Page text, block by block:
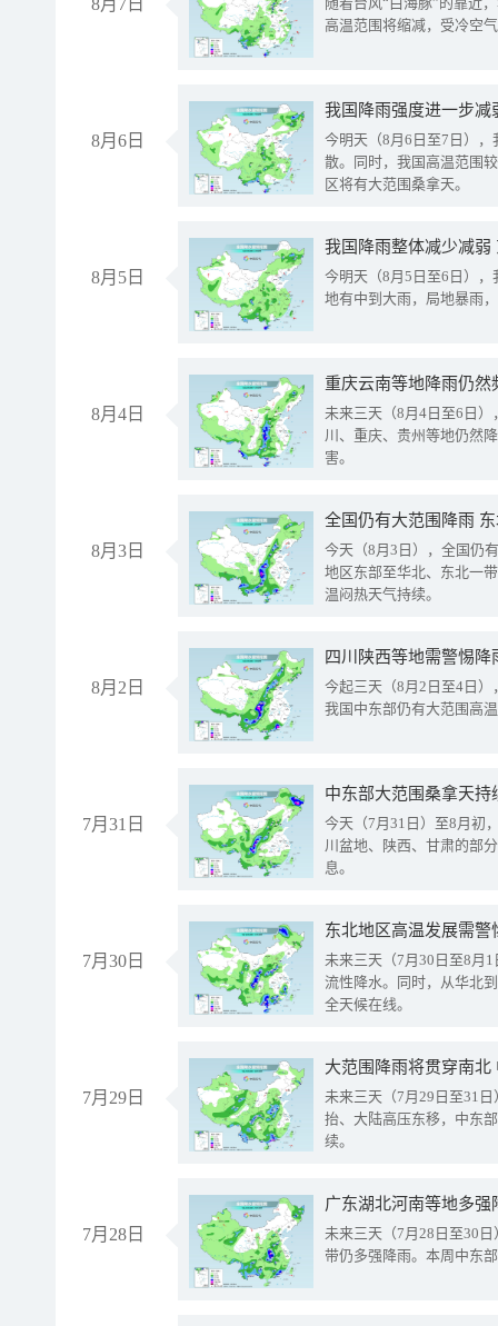
8月7日
高温范围将缩减，受冷空
8月6日
今明天（8月6日至7日）
散。同时，我国高温范围
区将有大范围桑拿天。
8月5日
我国降雨整体减少减弱
今明天（8月5日至6日）
地有中到大雨，局地暴雨
8月4日
重庆云南等地降雨仍然
未来三天（8月4日至6日
川、重庆、贵州等地仍然
害。
8月3日
全国仍有大范围降雨
今天（8月3日），全国仍
地区东部至华北、东北一
温闷热天气持续。
8月2日
今起三天（8月2日至4日
我国中东部仍有大范围高
7月31日
中东部大范围桑拿天
今天（7月31日）至8月初
川盆地、陕西、甘肃的部
息。
7月30日
东北地区高温发展需
未来三天（7月30日至8月
流性降水。同时，从华北
全天候在线。
7月29日
大范围降雨将贯穿南
未来三天（7月29日至31
抬、大陆高压东移，中东
续。
7月28日
广东湖北河南等地多
未来三天（7月28日至30
带仍多强降雨。本周中东